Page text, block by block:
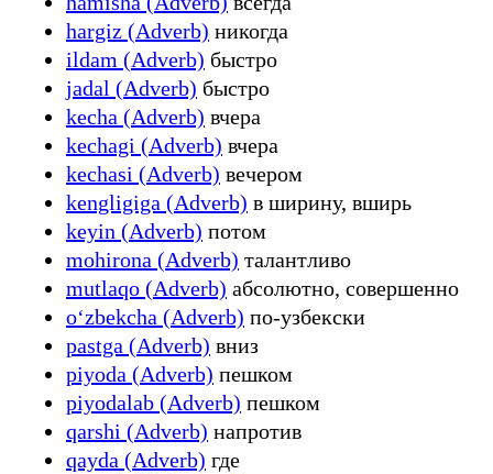
hargiz (Adverb) никогда
ildam (Adverb) быстро
jadal (Adverb) быстро
kecha (Adverb) вчера
kechagi (Adverb) вчера
kechasi (Adverb) вечером
kengligiga (Adverb) в ширину, вширь
keyin (Adverb) потом
mohirona (Adverb) талантливо
mutlaqo (Adverb) абсолютно, совершенно
oʻzbekcha (Adverb) по-узбекски
pastga (Adverb) вниз
piyoda (Adverb) пешком
piyodalab (Adverb) пешком
qarshi (Adverb) напротив
qayda (Adverb) где